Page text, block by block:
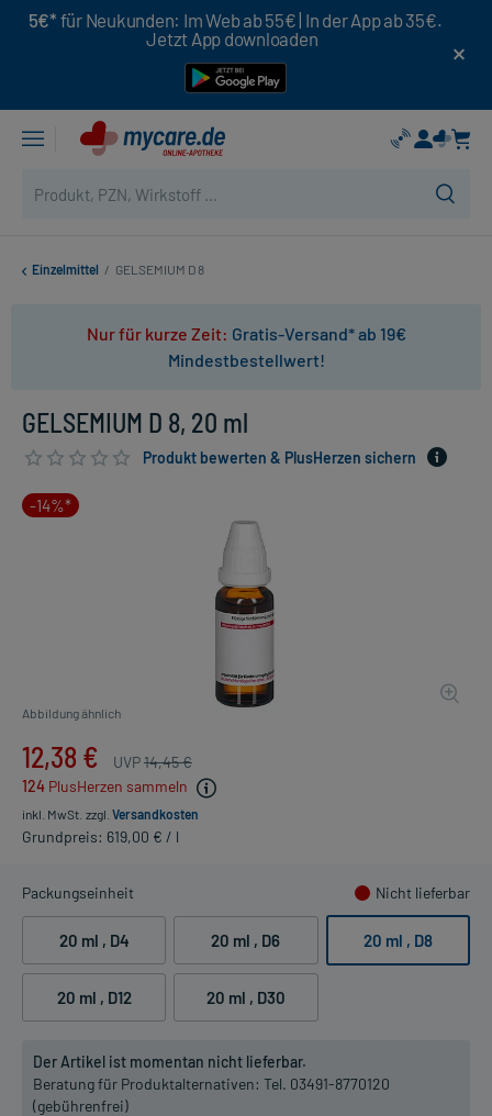
5€* für Neukunden: Im Web ab 55€ | In der App ab 35€.
Jetzt App downloaden
Einzelmittel / GELSEMIUM D 8
Nur für kurze Zeit: Gratis-Versand* ab 19€
Mindestbestellwert!
GELSEMIUM D 8, 20 ml
Produkt bewerten & PlusHerzen sichern
-14%*
Abbildung ähnlich
12,38 € UVP14,45 €
124 PlusHerzen sammeln
inkl. MwSt. zzgl. Versandkosten
Grundpreis: 619,00 € / l
Packungseinheit Nicht lieferbar
20 ml , D4 20 ml , D6 20 ml , D8
20 ml , D12 20 ml , D30
Der Artikel ist momentan nicht lieferbar.
Beratung für Produktalternativen: Tel. 03491-8770120
(gebührenfrei)